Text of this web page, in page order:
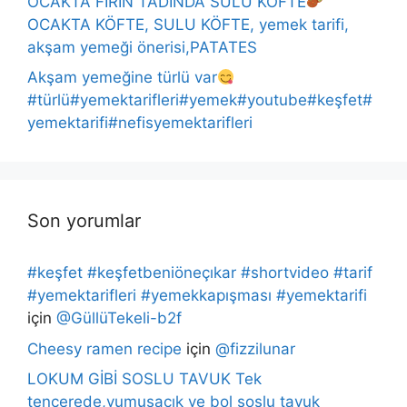
OCAKTA KÖFTE, SULU KÖFTE, yemek tarifi,
akşam yemeği önerisi,PATATES
Akşam yemeğine türlü var
#türlü#yemektarifleri#yemek#youtube#keşfet#
yemektarifi#nefisyemektarifleri
Son yorumlar
#keşfet #keşfetbeniöneçıkar #shortvideo #tarif
#yemektarifleri #yemekkapışması #yemektarifi
için @GüllüTekeli-b2f
Cheesy ramen recipe için @fizzilunar
LOKUM GİBİ SOSLU TAVUK Tek
tencerede,yumuşacık ve bol soslu tavuk